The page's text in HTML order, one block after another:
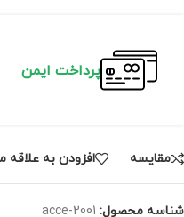
پرداخت ایمن
مقايسه افزودن به علاقه
شناسه محصول: acce-2001